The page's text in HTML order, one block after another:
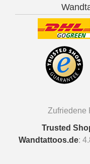
Zufriedene
Trusted
Wandtattoos.de: